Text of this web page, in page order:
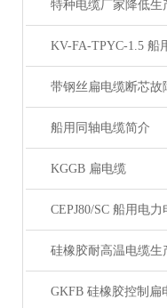
KV-FA-TPYC-1.5 船
船用同轴电缆简介
KGGB 扁电缆
CEPJ80/SC 船用电力